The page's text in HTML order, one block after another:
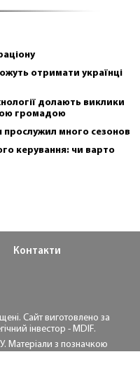
отримати українці
долають виклики
громадою
прослужил много сезонов
керування: чи варто
Контакти
Сайт виготовлено за
інвестор - MDIF.
Матеріали з позначкою